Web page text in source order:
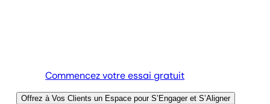
Commencez votre essai gratuit
Offrez à Vos Clients un Espace pour S’Engager et S’Aligner